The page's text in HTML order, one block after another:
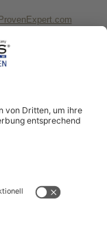
&
Artikel